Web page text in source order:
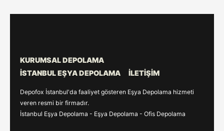
KURUMSAL DEPOLAMA
İSTANBUL EŞYA DEPOLAMA
İLETIŞIM
Depofox İstanbul'da faaliyet gösteren Eşya Depolama hizmeti
veren resmi bir firmadır.
İstanbul Eşya Depolama - Eşya Depolama - Ofis Depolama